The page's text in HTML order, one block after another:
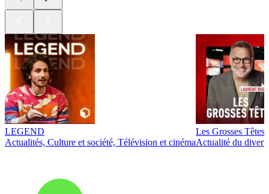
LEGEND
Actualités, Culture et société, Télévision et cinéma
Les Grosses Têtes
Actualité du